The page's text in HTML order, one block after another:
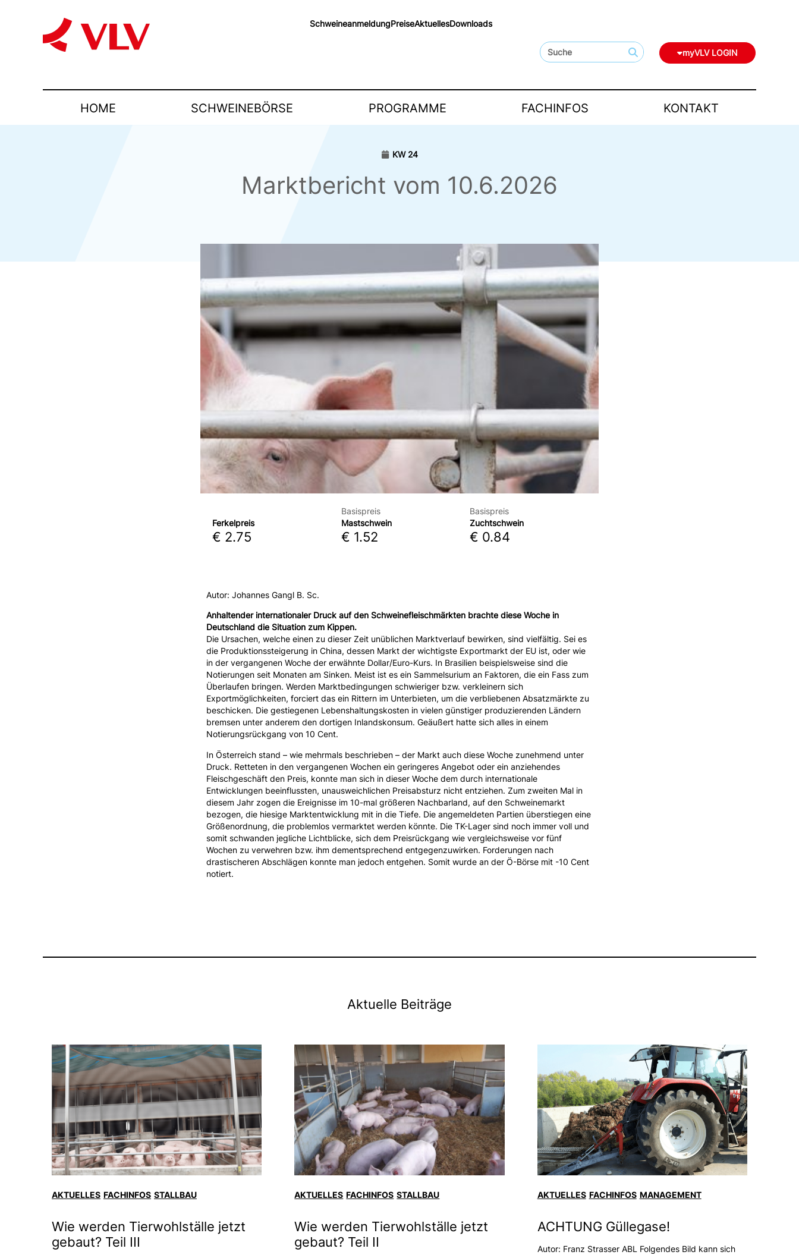
SchweineanmeldungPreiseAktuellesDownloads
myVLV LOGIN
HOME SCHWEINEBÖRSE PROGRAMME FACHINFOS KONTAKT
KW 24
Marktbericht vom 10.6.2026
Ferkelpreis
€ 2.75
Basispreis
Mastschwein
€ 1.52
Basispreis
Zuchtschwein
€ 0.84
Autor: Johannes Gangl B. Sc.
Anhaltender internationaler Druck auf den Schweinefleischmärkten brachte diese Woche in
Deutschland die Situation zum Kippen.
Die Ursachen, welche einen zu dieser Zeit unüblichen Marktverlauf bewirken, sind vielfältig. Sei es
die Produktionssteigerung in China, dessen Markt der wichtigste Exportmarkt der EU ist, oder wie
in der vergangenen Woche der erwähnte Dollar/Euro-Kurs. In Brasilien beispielsweise sind die
Notierungen seit Monaten am Sinken. Meist ist es ein Sammelsurium an Faktoren, die ein Fass zum
Überlaufen bringen. Werden Marktbedingungen schwieriger bzw. verkleinern sich
Exportmöglichkeiten, forciert das ein Rittern im Unterbieten, um die verbliebenen Absatzmärkte zu
beschicken. Die gestiegenen Lebenshaltungskosten in vielen günstiger produzierenden Ländern
bremsen unter anderem den dortigen Inlandskonsum. Geäußert hatte sich alles in einem
Notierungsrückgang von 10 Cent.
In Österreich stand – wie mehrmals beschrieben – der Markt auch diese Woche zunehmend unter
Druck. Retteten in den vergangenen Wochen ein geringeres Angebot oder ein anziehendes
Fleischgeschäft den Preis, konnte man sich in dieser Woche dem durch internationale
Entwicklungen beeinflussten, unausweichlichen Preisabsturz nicht entziehen. Zum zweiten Mal in
diesem Jahr zogen die Ereignisse im 10-mal größeren Nachbarland, auf den Schweinemarkt
bezogen, die hiesige Marktentwicklung mit in die Tiefe. Die angemeldeten Partien überstiegen eine
Größenordnung, die problemlos vermarktet werden könnte. Die TK-Lager sind noch immer voll und
somit schwanden jegliche Lichtblicke, sich dem Preisrückgang wie vergleichsweise vor fünf
Wochen zu verwehren bzw. ihm dementsprechend entgegenzuwirken. Forderungen nach
drastischeren Abschlägen konnte man jedoch entgehen. Somit wurde an der Ö-Börse mit -10 Cent
notiert.
Aktuelle Beiträge
AKTUELLES FACHINFOS STALLBAU
Wie werden Tierwohlställe jetzt
gebaut? Teil III
AKTUELLES FACHINFOS STALLBAU
Wie werden Tierwohlställe jetzt
gebaut? Teil II
AKTUELLES FACHINFOS MANAGEMENT
ACHTUNG Güllegase!
Autor: Franz Strasser ABL Folgendes Bild kann sich